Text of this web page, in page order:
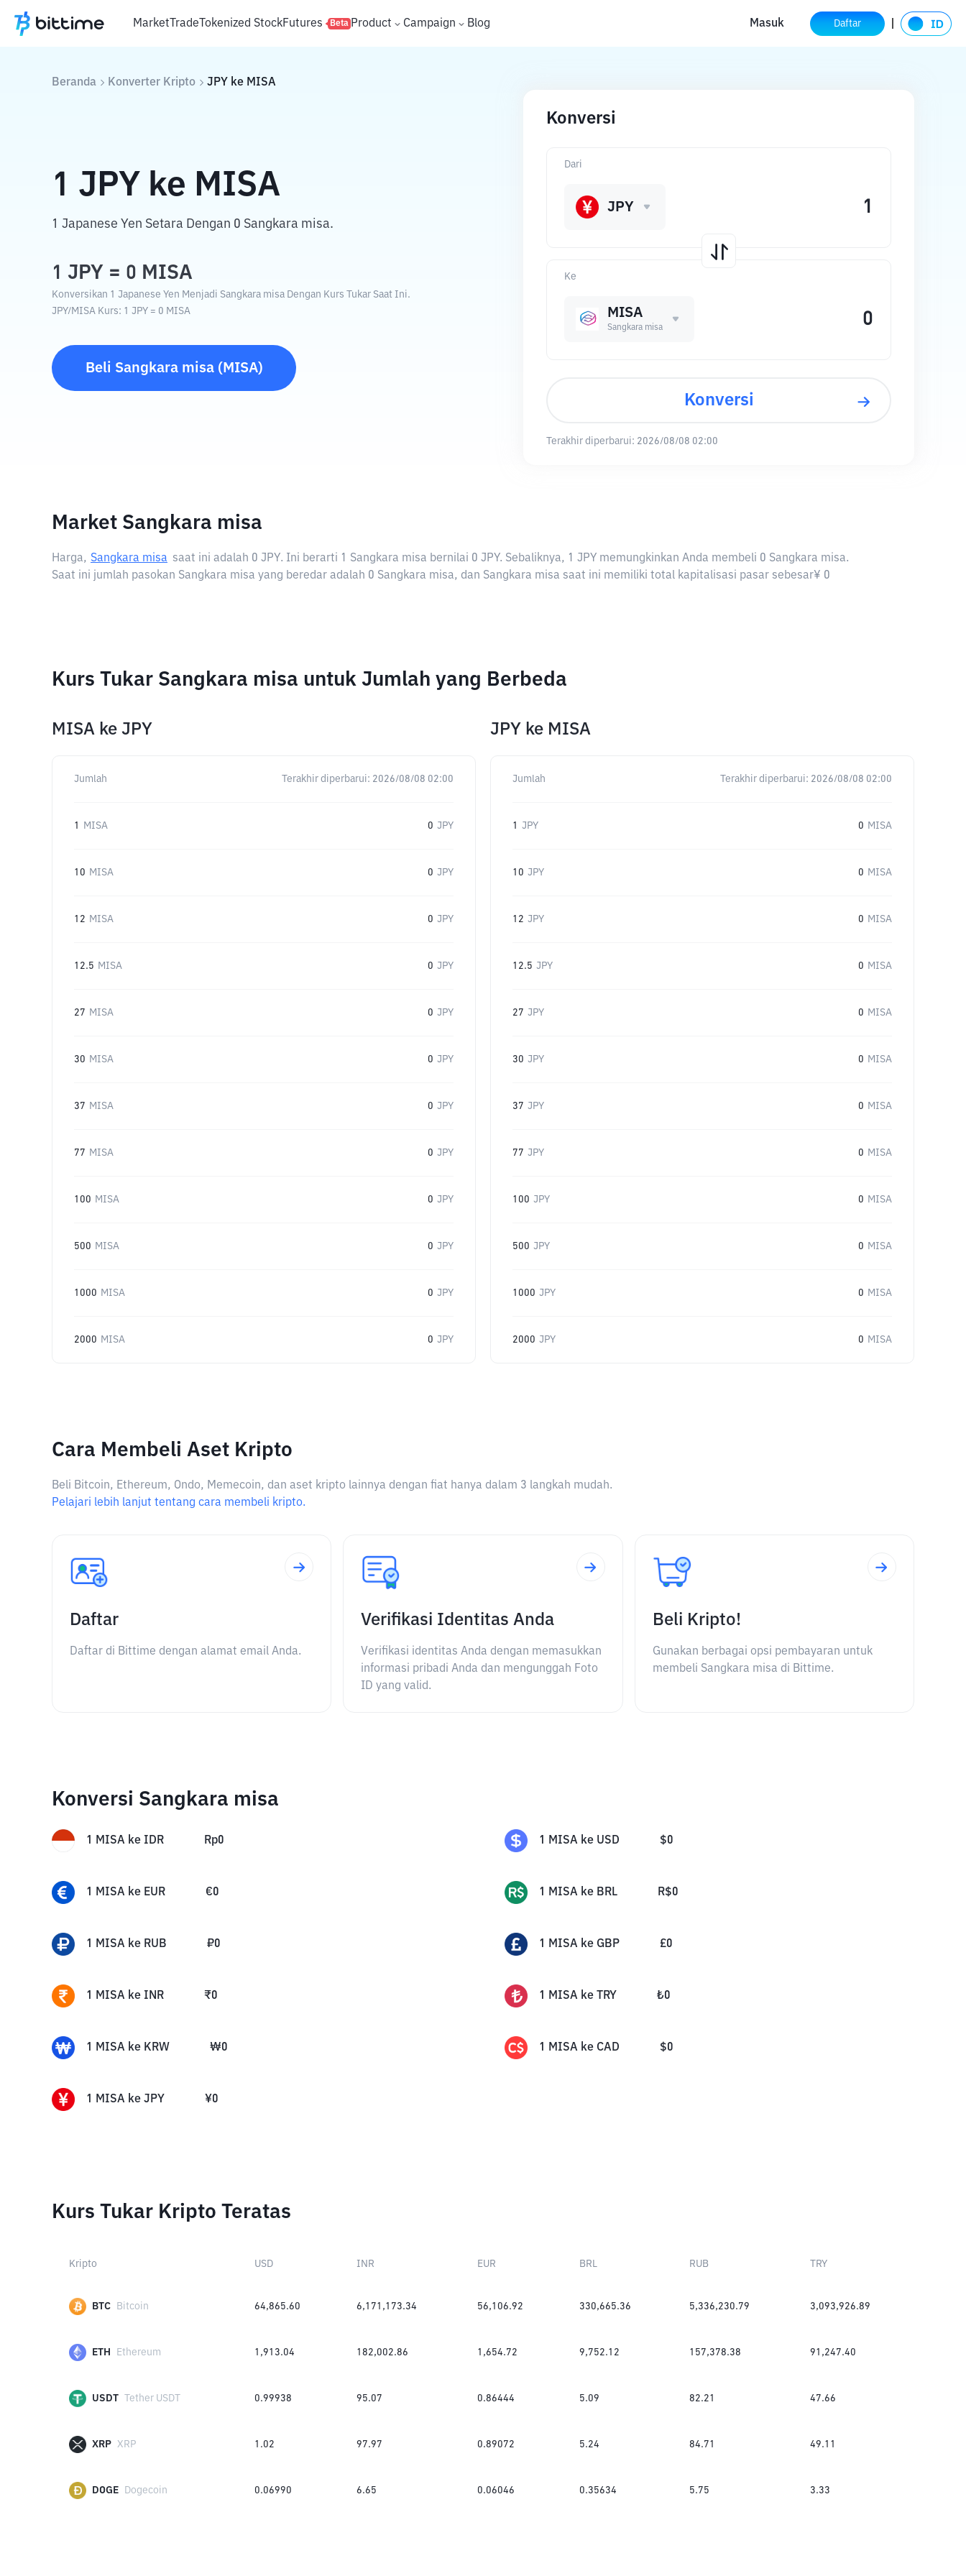
MarketTradeTokenized StockFutures Beta Product Campaign Blog Masuk Daftar
Beranda Konverter Kripto JPY ke MISA
1 JPY ke MISA
1 Japanese Yen Setara Dengan 0 Sangkara misa.
1 JPY = 0 MISA
Konversikan 1 Japanese Yen Menjadi Sangkara misa Dengan Kurs Tukar Saat Ini.
JPY/MISA Kurs: 1 JPY = 0 MISA
Beli Sangkara misa( MISA)
Konversi
Ke
MISA
Sangkara misa
Dari
JPY
Konversi
Terakhir diperbarui: 2026/08/08 02:00
Market Sangkara misa
Harga, Sangkara misa saat ini adalah 0 JPY. Ini berarti 1 Sangkara misa bernilai 0 JPY. Sebaliknya, 1 JPY memungkinkan Anda membeli 0 Sangkara misa.
Saat ini jumlah pasokan Sangkara misa yang beredar adalah 0 Sangkara misa, dan Sangkara misa saat ini memiliki total kapitalisasi pasar sebesar¥ 0
Kurs Tukar Sangkara misa untuk Jumlah yang Berbeda
MISA ke JPY
Jumlah Terakhir diperbarui: 2026/08/08 02:00
1 MISA 0 JPY
10 MISA 0 JPY
12 MISA 0 JPY
12.5 MISA 0 JPY
27 MISA 0 JPY
30 MISA 0 JPY
37 MISA 0 JPY
77 MISA 0 JPY
100 MISA 0 JPY
500 MISA 0 JPY
1000 MISA 0 JPY
2000 MISA 0 JPY
JPY ke MISA
Jumlah Terakhir diperbarui: 2026/08/08 02:00
1 JPY 0 MISA
10 JPY 0 MISA
12 JPY 0 MISA
12.5 JPY 0 MISA
27 JPY 0 MISA
30 JPY 0 MISA
37 JPY 0 MISA
77 JPY 0 MISA
100 JPY 0 MISA
500 JPY 0 MISA
1000 JPY 0 MISA
2000 JPY 0 MISA
Cara Membeli Aset Kripto
Beli Bitcoin, Ethereum, Ondo, Memecoin, dan aset kripto lainnya dengan fiat hanya dalam 3 langkah mudah.
Pelajari lebih lanjut tentang cara membeli kripto.
Daftar
Daftar di Bittime dengan alamat email Anda.
Verifikasi Identitas Anda
Verifikasi identitas Anda dengan memasukkan
informasi pribadi Anda dan mengunggah Foto
ID yang valid.
Beli Kripto!
Gunakan berbagai opsi pembayaran untuk
membeli Sangkara misa di Bittime.
Konversi Sangkara misa
1 MISA ke IDR Rp0 1 MISA ke USD $0
1 MISA ke EUR €0 1 MISA ke BRL R$0
1 MISA ke RUB ₽0 1 MISA ke GBP £0
1 MISA ke INR ₹0 1 MISA ke TRY ₺0
1 MISA ke KRW ₩0 1 MISA ke CAD $0
1 MISA ke JPY ¥0
Kurs Tukar Kripto Teratas
Kripto USD INR EUR BRL RUB TRY
BTC Bitcoin 64,865.60 6,171,173.34 56,106.92 330,665.36 5,336,230.79 3,093,926.89
ETH Ethereum 1,913.04 182,002.86 1,654.72 9,752.12 157,378.38 91,247.40
USDT Tether USDT 0.99938 95.07 0.86444 5.09 82.21 47.66
XRP XRP 1.02 97.97 0.89072 5.24 84.71 49.11
DOGE Dogecoin 0.06990 6.65 0.06046 0.35634 5.75 3.33